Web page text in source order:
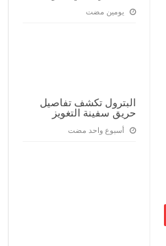
‏يومين مضت
البترول تكشف تفاصيل
حريق سفينة التغويز
‏أسبوع واحد مضت